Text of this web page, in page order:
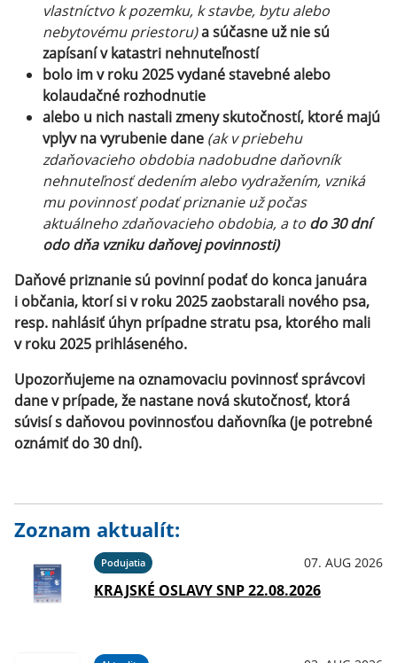
vlastníctvo k pozemku, k stavbe, bytu alebo
nebytovému priestoru)a súčasne už nie sú
zapísaní v katastri nehnuteľností
bolo im v roku 2025 vydané stavebné alebo
kolaudačné rozhodnutie
alebo u nich nastali zmeny skutočností, ktoré majú
vplyv na vyrubenie dane (ak v priebehu
zdaňovacieho obdobia nadobudne daňovník
nehnuteľnosť dedením alebo vydražením, vzniká
mu povinnosť podať priznanie už počas
aktuálneho zdaňovacieho obdobia, a to do 30 dní
odo dňa vzniku daňovej povinnosti)
Daňové priznanie sú povinní podať do konca januára
i občania, ktorí si v roku 2025 zaobstarali nového psa,
resp. nahlásiť úhyn prípadne stratu psa, ktorého mali
v roku 2025 prihláseného.
Upozorňujeme na oznamovaciu povinnosť správcovi
dane v prípade, že nastane nová skutočnosť, ktorá
súvisí s daňovou povinnosťou daňovníka (je potrebné
oznámiť do 30 dní).
Zoznam aktualít:
Podujatia 07. AUG 2026
KRAJSKÉ OSLAVY SNP 22.08.2026